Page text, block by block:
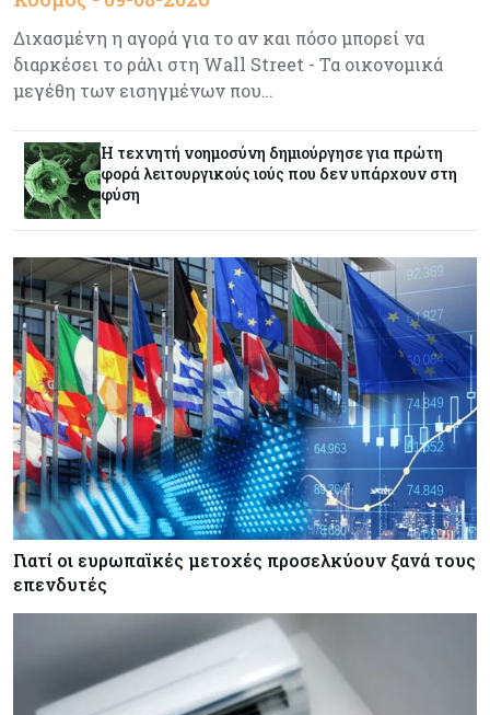
Ενέργεια: Στερεύουν τα αποθέματα της
Ευρώπης - Τι θα γίνει τον χειμώνα
Ενέργεια
Η χώρα με τα περισσότερα φωτοβολταϊκά στις
στέγες διευρύνει την επιδότησή τους
επίκεντρο η επίμονη ακρίβεια
Κόσμος 08-08-2026
Ορμούζ: Πάνω από $510.000 την ημέρα για ένα
VLCC – Η αγορά πληρώνει πλέον τον κίνδυνο
και όχι τα μίλια
Κόσμος 08-08-2026
Αγορές ακινήτων: Οι 10 πιο ακριβές ευρωπαϊκές
πόλεις για αγορά σπιτιού (πίνακας)
Κόσμος
Οι πυρκαγιές κατακαίνε την Ευρώπη, αλλά οι
ζημιές δεν είναι ασφαλισμένες
Κόσμος
Διχασμένη η αγορά για το αν και πόσο μπορεί να
διαρκέσει το ράλι στη Wall Street - Τα οικονομικά
μεγέθη των εισηγμένων που…
Η τεχνητή νοημοσύνη δημιούργησε για πρώτη
φορά λειτουργικούς ιούς που δεν υπάρχουν στη
φύση
Γιατί οι ευρωπαϊκές μετοχές προσελκύουν ξανά τους
επενδυτές